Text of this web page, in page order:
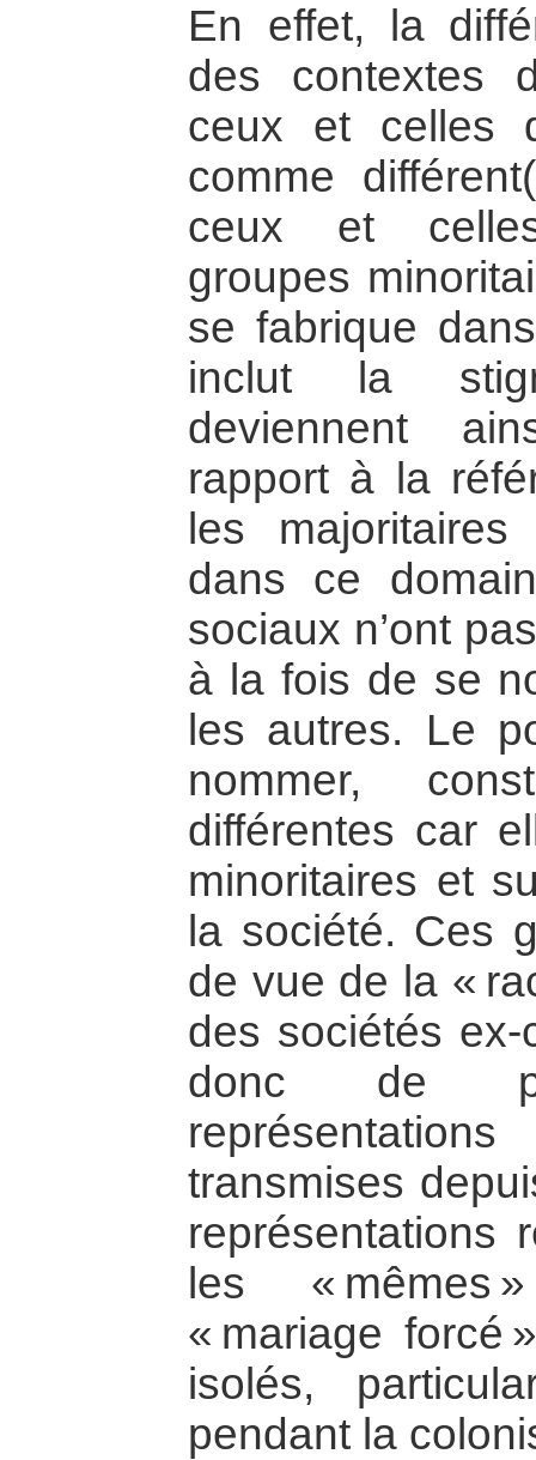
En effet, la
des contextes
ceux et celles
comme
ceux et
groupes
se fabrique
inclut la
deviennent
rapport à la
les
dans ce
sociaux n’ont
à la fois de se
les autres. Le
nommer,
différentes car
minoritaires et
la société. Ces
de vue de la «
des sociétés
donc de
transmises
représentations
les « mêmes
« mariage forcé
isolés,
pendant la